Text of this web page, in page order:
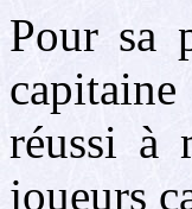
Pour sa
réussi à
joueurs